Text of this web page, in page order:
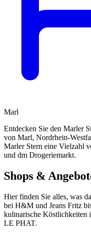
Marl
Entdecken Sie den Marler
von Marl, Nordrhein-
Marler Stern eine Vielzahl
und dm Drogeriemarkt.
Shops &
Hier finden Sie alles, was
bei H&M und Jeans Fritz
kulinarische Köstlichkeiten
LE PHAT.